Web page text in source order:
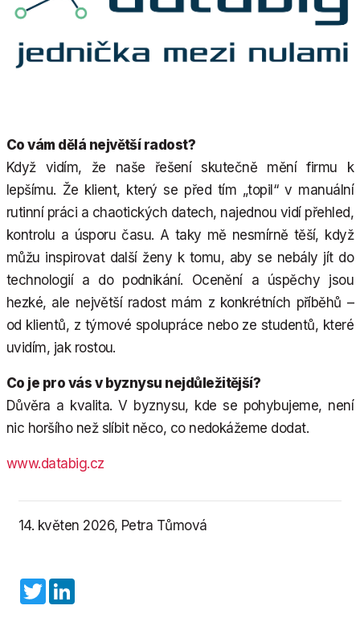
Co vám dělá největší radost?
Když vidím, že naše řešení skutečně mění firmu k
lepšímu. Že klient, který se před tím „topil“ v manuální
rutinní práci a chaotických datech, najednou vidí přehled,
kontrolu a úsporu času. A taky mě nesmírně těší, když
můžu inspirovat další ženy k tomu, aby se nebály jít do
technologií a do podnikání. Ocenění a úspěchy jsou
hezké, ale největší radost mám z konkrétních příběhů –
od klientů, z týmové spolupráce nebo ze studentů, které
uvidím, jak rostou.
Co je pro vás v byznysu nejdůležitější?
Důvěra a kvalita. V byznysu, kde se pohybujeme, není
nic horšího než slíbit něco, co nedokážeme dodat.
www.databig.cz
14. květen 2026, Petra Tůmová
Twitter